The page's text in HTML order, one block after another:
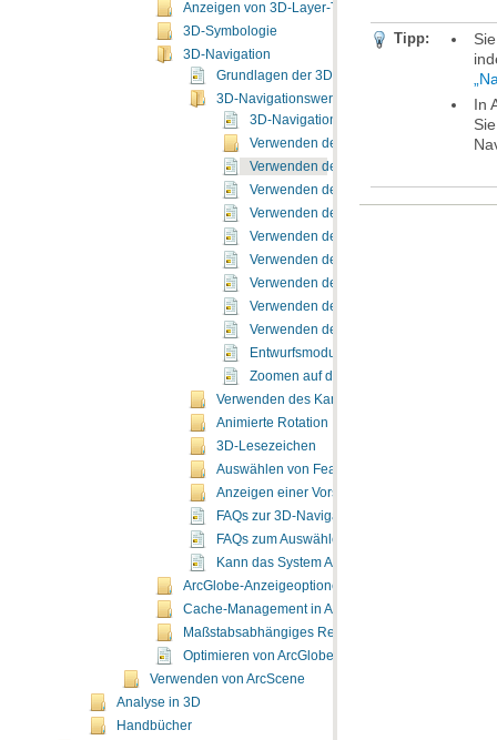
Anzeigen von 3D-Layer-Typen
3D-Symbologie
3D-Navigation
Grundlagen der 3D-Navigation in ArcGlobe
3D-Navigationswerkzeuge
3D-Navigationswerkzeuge
Verwenden des 3D-Werkzeugs
Verwenden des Werkzeugs "Auf Ziel
Verwenden des Werkzeugs "Auf Ziel
Verwenden des Werkzeugs
Verwenden des 3D-Werkzeugs
Verwenden des Werkzeugs "Flug"
Verwenden des Werkzeugs "Orbitalflug"
Verwenden des Werkzeugs "Gehen"
Verwenden des 3D-Werkzeugs
Entwurfsmodus
Zoomen auf die Ausdehnung eines
Verwenden des Kamerazieles für einfachere
Animierte Rotation
3D-Lesezeichen
Auswählen von Features in 3D
Anzeigen einer Vorschau von 3D-Feature-
FAQs zur 3D-Navigation
FAQs zum Auswählen von Grafikkarten
Kann das System ArcGlobe ausführen?
ArcGlobe-Anzeigeoptionen
Cache-Management in ArcGlobe
Maßstabsabhängiges Rendern in ArcGlobe
Optimieren von ArcGlobe
Verwenden von ArcScene
Analyse in 3D
Handbücher
Tipp: